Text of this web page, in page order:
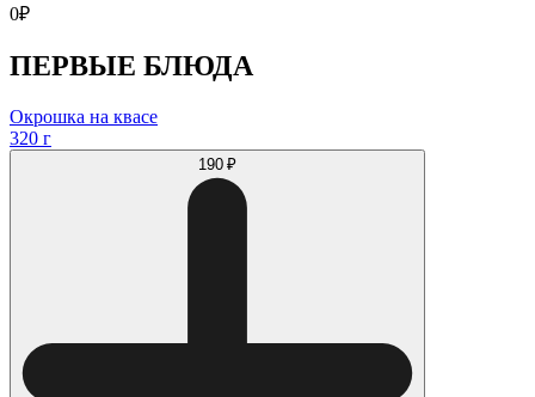
0₽
ПЕРВЫЕ БЛЮДА
Окрошка на квасе
320 г
190 ₽